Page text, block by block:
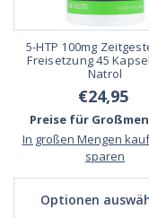
5-HTP 100mg
Freisetzung 45
Natrol
€24,95
Preise für
In großen Mengen
sparen
Optionen